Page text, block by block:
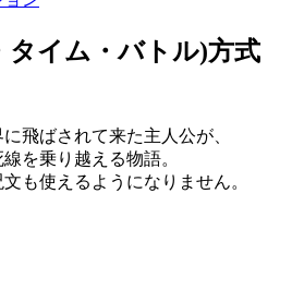
タイム・バトル)方式
飛ばされて来た主人公が、
を乗り越える物語。
も使えるようになりません。